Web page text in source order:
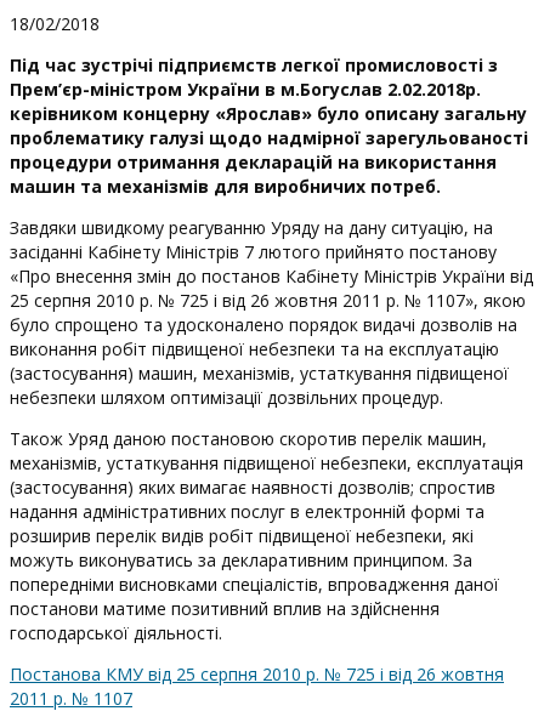
18/02/2018
Під час зустрічі підприємств легкої промисловості з
Прем’єр-міністром України в м.Богуслав 2.02.2018р.
керівником концерну «Ярослав» було описану загальну
проблематику галузі щодо надмірної зарегульованості
процедури отримання декларацій на використання
машин та механізмів для виробничих потреб.
Завдяки швидкому реагуванню Уряду на дану ситуацію, на
засіданні Кабінету Міністрів 7 лютого прийнято постанову
«Про внесення змін до постанов Кабінету Міністрів України від
25 серпня 2010 р. № 725 і від 26 жовтня 2011 р. № 1107», якою
було спрощено та удосконалено порядок видачі дозволів на
виконання робіт підвищеної небезпеки та на експлуатацію
(застосування) машин, механізмів, устаткування підвищеної
небезпеки шляхом оптимізації дозвільних процедур.
Також Уряд даною постановою скоротив перелік машин,
механізмів, устаткування підвищеної небезпеки, експлуатація
(застосування) яких вимагає наявності дозволів; спростив
надання адміністративних послуг в електронній формі та
розширив перелік видів робіт підвищеної небезпеки, які
можуть виконуватись за декларативним принципом. За
попередніми висновками спеціалістів, впровадження даної
постанови матиме позитивний вплив на здійснення
господарської діяльності.
Постанова КМУ від 25 серпня 2010 р. № 725 і від 26 жовтня
2011 р. № 1107